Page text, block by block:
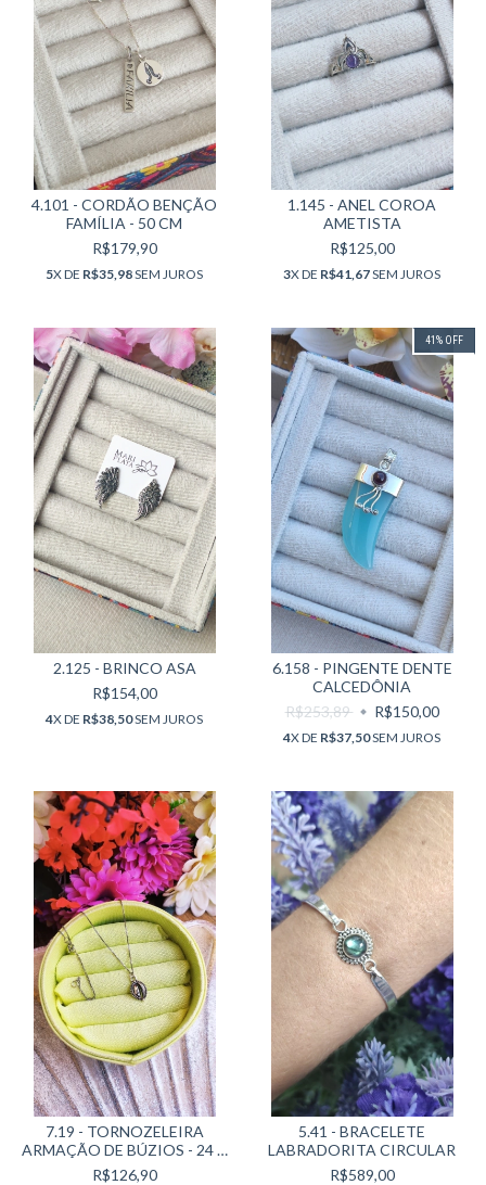
4.101 - CORDÃO BENÇÃO
FAMÍLIA - 50 CM
R$179,90
5X DE R$35,98SEM JUROS
1.145 - ANEL COROA
AMETISTA
R$125,00
3X DE R$41,67SEM JUROS
2.125 - BRINCO ASA
R$154,00
4X DE R$38,50SEM JUROS
41 % OFF
6.158 - PINGENTE DENTE
CALCEDÔNIA
R$253,89
R$150,00
4X DE R$37,50SEM JUROS
7.19 - TORNOZELEIRA
ARMAÇÃO DE BÚZIOS - 24 +
5 CM
R$126,90
5.41 - BRACELETE
LABRADORITA CIRCULAR
R$589,00